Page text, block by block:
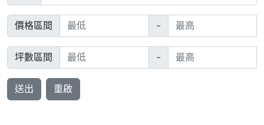
價格區間 ~
坪數區間 ~
送出 重啟